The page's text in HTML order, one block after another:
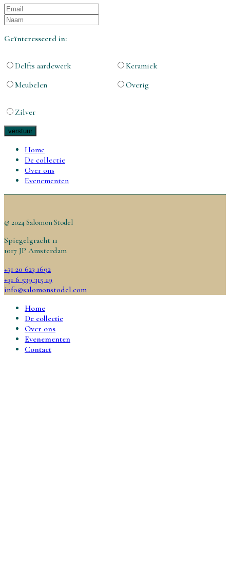
Geïnteresseerd in:
Delfts aardewerk
Meubelen
Keramiek
Overig
Zilver
Home
De collectie
Over ons
Evenementen
© 2024 Salomon Stodel
Spiegelgracht 11
1017 JP Amsterdam
+31 20 623 1692
+31 6 539 315 19
info@salomonstodel.com
Home
De collectie
Over ons
Evenementen
Contact